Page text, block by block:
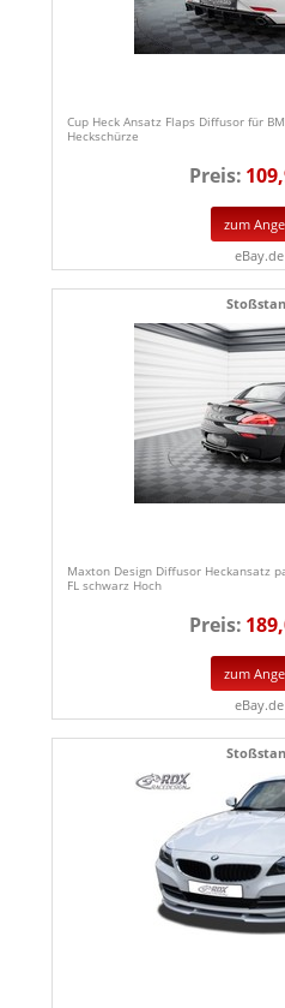
Cup Heck Ansatz Flaps Diffusor für
Heckschürze
Preis:
zum
Maxton Design Diffusor Heckansatz
FL schwarz Hoch
Preis:
zum